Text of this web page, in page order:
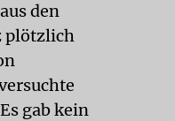
den
plötzlich
gab kein